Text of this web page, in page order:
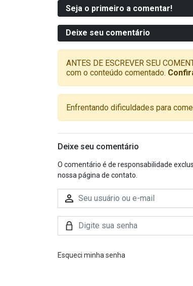
Seja o primeiro a comentar!
Deixe seu comentário
ANTES DE ESCREVER SEU
com o conteúdo comentado.
Enfrentando dificuldades para
Deixe seu comentário
O comentário é de responsabilidade
nossa página de contato.
Esqueci minha senha